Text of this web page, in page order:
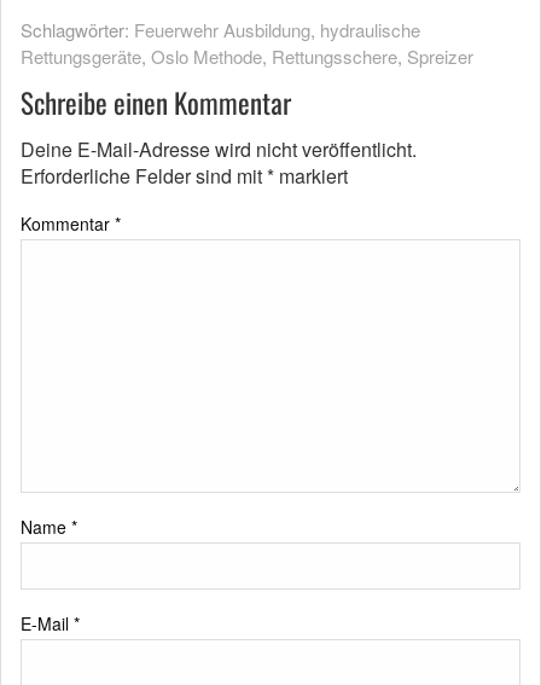
Schlagwörter: Feuerwehr Ausbildung, hydraulische
Rettungsgeräte, Oslo Methode, Rettungsschere, Spreizer
Schreibe einen Kommentar
Deine E-Mail-Adresse wird nicht veröffentlicht.
Erforderliche Felder sind mit* markiert
Kommentar *
Name *
E-Mail *